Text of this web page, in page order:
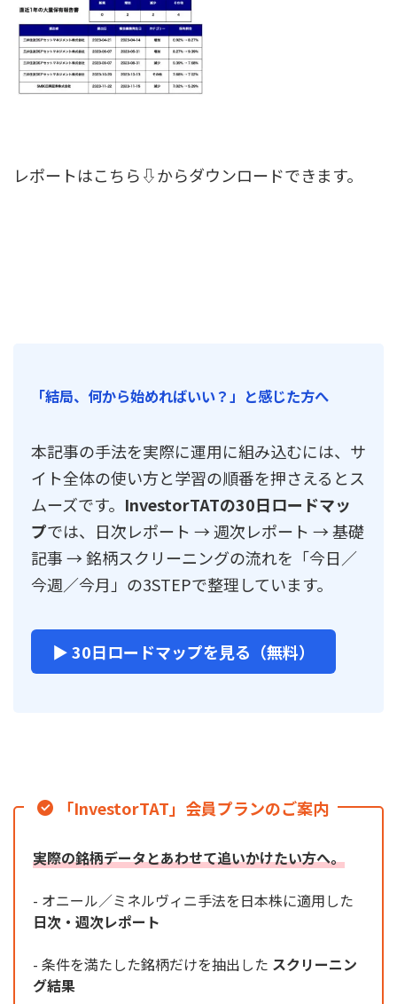
レポートはこちら⇩からダウンロードできます。
「結局、何から始めればいい？」と感じた方へ
本記事の手法を実際に運用に組み込むには、サ
イト全体の使い方と学習の順番を押さえるとス
ムーズです。 InvestorTATの30日ロードマッ
プでは、日次レポート → 週次レポート → 基礎
記事 → 銘柄スクリーニングの流れを「今日／
今週／今月」の3STEPで整理しています。
▶ 30日ロードマップを見る（無料）
「InvestorTAT」会員プランのご案内
実際の銘柄データとあわせて追いかけたい方へ。
- オニール／ミネルヴィニ手法を日本株に適用した
日次・週次レポート
- 条件を満たした銘柄だけを抽出した スクリーニン
グ結果